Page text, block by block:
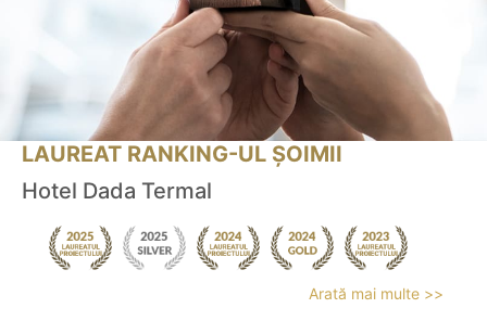
LAUREAT RANKING-UL ȘOIMII
Hotel Dada Termal
Arată mai multe >>